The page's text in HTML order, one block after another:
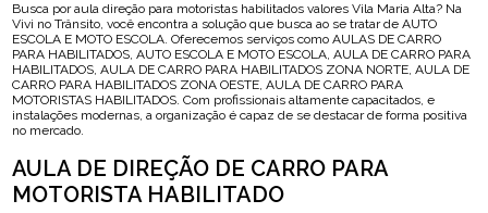
Busca por aula direção para motoristas habilitados valores Vila Maria Alta? Na
Vivi no Trânsito, você encontra a solução que busca ao se tratar de AUTO
ESCOLA E MOTO ESCOLA. Oferecemos serviços como AULAS DE CARRO
PARA HABILITADOS, AUTO ESCOLA E MOTO ESCOLA, AULA DE CARRO PARA
HABILITADOS, AULA DE CARRO PARA HABILITADOS ZONA NORTE, AULA DE
CARRO PARA HABILITADOS ZONA OESTE, AULA DE CARRO PARA
MOTORISTAS HABILITADOS. Com profissionais altamente capacitados, e
instalações modernas, a organização é capaz de se destacar de forma positiva
no mercado.
AULA DE DIREÇÃO DE CARRO PARA
MOTORISTA HABILITADO